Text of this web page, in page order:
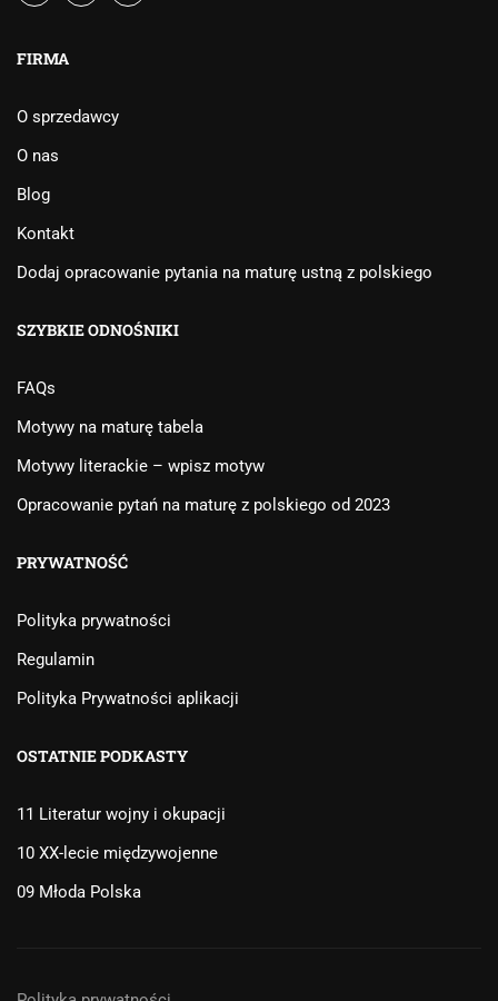
FIRMA
O sprzedawcy
O nas
Blog
Kontakt
Dodaj opracowanie pytania na maturę ustną z polskiego
SZYBKIE ODNOŚNIKI
FAQs
Motywy na maturę tabela
Motywy literackie – wpisz motyw
Opracowanie pytań na maturę z polskiego od 2023
PRYWATNOŚĆ
Polityka prywatności
Regulamin
Polityka Prywatności aplikacji
OSTATNIE PODKASTY
11 Literatur wojny i okupacji
10 XX-lecie międzywojenne
09 Młoda Polska